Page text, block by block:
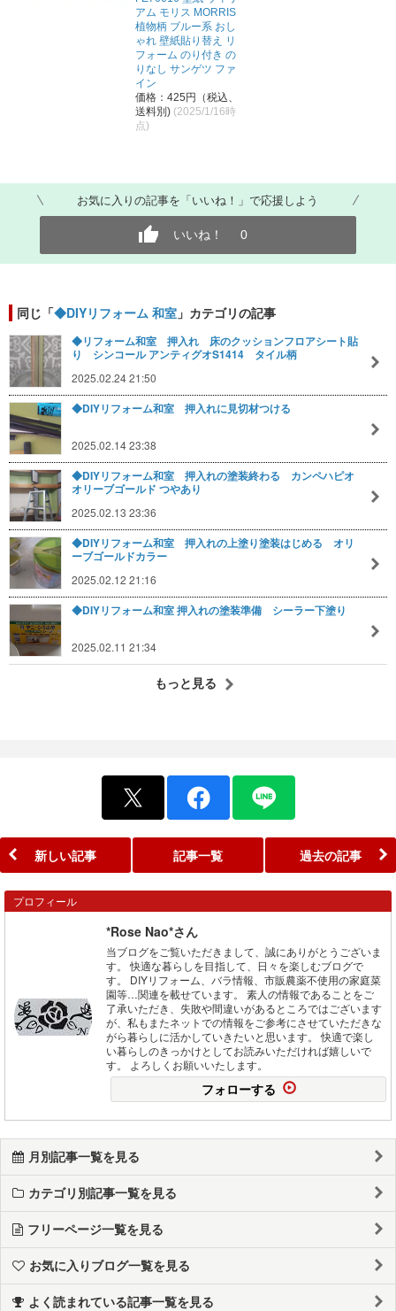
アム モリス MORRIS
植物柄 ブルー系 おし
ゃれ 壁紙貼り替え リ
フォーム のり付き の
りなし サンゲツ ファ
イン
価格：425円（税込、
送料別) (2025/1/16時
点)
お気に入りの記事を「いいね！」で応援しよう
いいね！ 0
同じ「◆DIYリフォーム 和室 」カテゴリの記事
◆リフォーム和室 押入れ 床のクッションフロアシート貼
り シンコール アンティグオS1414 タイル柄
2025.02.24 21:50
◆DIYリフォーム和室 押入れに見切材つける
2025.02.14 23:38
◆DIYリフォーム和室 押入れの塗装終わる カンペハピオ
オリーブゴールド つやあり
2025.02.13 23:36
◆DIYリフォーム和室 押入れの上塗り塗装はじめる オリ
ーブゴールドカラー
2025.02.12 21:16
◆DIYリフォーム和室 押入れの塗装準備 シーラー下塗り
2025.02.11 21:34
もっと見る
新しい記事 記事一覧 過去の記事
プロフィール
*Rose Nao*さん
当ブログをご覧いただきまして、誠にありがとうございま
す。 快適な暮らしを目指して、日々を楽しむブログで
す。 DIYリフォーム、バラ情報、市販農薬不使用の家庭菜
園等…関連を載せています。 素人の情報であることをご
了承いただき、失敗や間違いがあるところではございます
が、私もまたネットでの情報をご参考にさせていただきな
がら暮らしに活かしていきたいと思います。 快適で楽し
い暮らしのきっかけとしてお読みいただければ嬉しいで
す。 よろしくお願いいたします。
フォローする
月別記事一覧を見る
カテゴリ別記事一覧を見る
フリーページ一覧を見る
お気に入りブログ一覧を見る
よく読まれている記事一覧を見る